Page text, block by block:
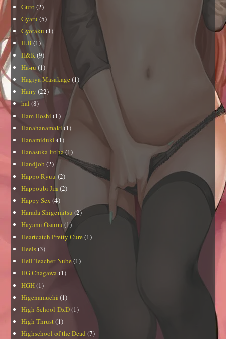
Guro (2)
Gyaru (5)
Gyotaku (1)
H.B(1)
H&K(9)
Ha-ru(1)
Hagiya Masakage (1)
Hairy (22)
hal(8)
Ham Hoshi (1)
Hanahanamaki(1)
Hanamiduki (1)
Hanasuka Iroha(1)
Handjob (2)
Happo Ryuu (2)
Happoubi Jin (2)
Happy Sex (4)
Harada Shigemitsu (2)
Hayami Osamu(1)
Heartcatch Pretty Cure (1)
Heels(3)
Hell Teacher Nube(1)
HG Chagawa(1)
HGH(1)
Higenamuchi (1)
High School DxD(1)
High Thrust (1)
Highschool of the Dead (7)